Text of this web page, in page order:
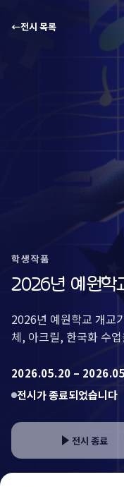
←전시 목록
학생작품
2026년 예원학
2026년 예원학교 개교
체, 아크릴, 한국화 수
2026.05.20 –
전시가 종료되었습니다
전시 종료